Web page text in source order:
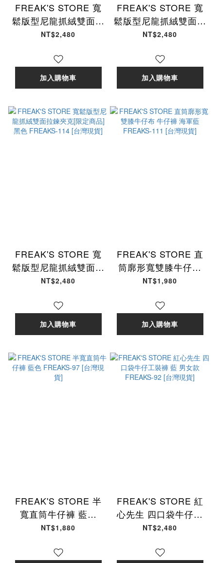
FREAK'S STORE 寬
鬆版型尼龍抓絨雙面拉
鍊夾克[限定商品] 海軍
灣現貨]
NT$2,480
加入購物車
FREAK'S STORE 寬
鬆版型尼龍抓絨雙面拉
鍊夾克[限定商品] 炭灰
灣現貨]
NT$2,480
加入購物車
FREAK'S STORE 寬
鬆版型尼龍抓絨雙面拉
鍊夾克[限定商品] 黑色
貨]
NT$2,480
加入購物車
FREAK'S STORE 直
筒廓形寬雙膝牛仔布
牛仔褲 海軍藍
貨]
NT$1,980
加入購物車
FREAK'S STORE 半
寬直筒牛仔褲 藍色
FREAKS-97 [台灣現
NT$1,880
FREAK'S STORE 紅
心先生 四口袋牛仔工
裝褲 藍 男女款
貨]
NT$2,480